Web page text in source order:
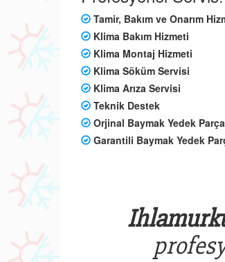
Tamir, Bakım ve Onarım
Klima Bakım Hizmeti
Klima Montaj Hizmeti
Klima Söküm Servisi
Klima Arıza Servisi
Teknik Destek
Orjinal Baymak Yedek Parça
Garantili Baymak Yedek